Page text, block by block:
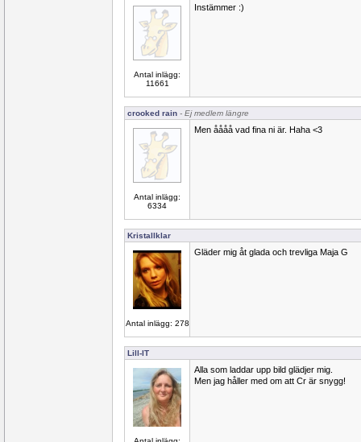
Antal inlägg:
11661
Instämmer :)
crooked rain - Ej medlem längre
Antal inlägg:
6334
Men åååå vad fina ni är. Haha <3
Kristallklar
Antal inlägg: 278
Gläder mig åt glada och trevliga Maja G
Lill-IT
Alla som laddar upp bild glädjer mig.
Men jag håller med om att Cr är snygg!